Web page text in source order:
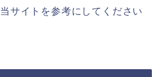
サイトを参考にしてください